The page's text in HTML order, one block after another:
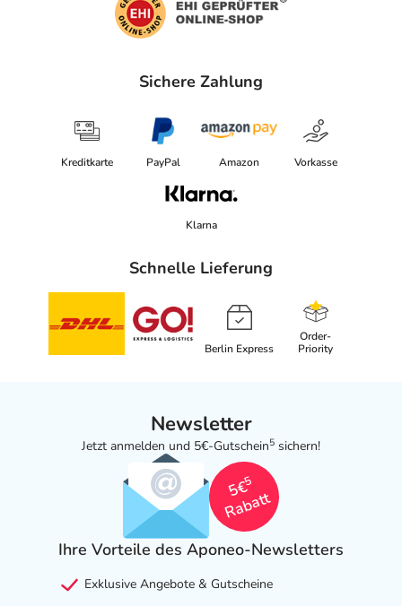
Sichere Zahlung
Kreditkarte PayPal Amazon Vorkasse
Klarna
Schnelle Lieferung
Berlin Express
Order-
Priority
Newsletter
Jetzt anmelden und 5€-Gutschein5 sichern!
5€
5
Rabatt
Ihre Vorteile des Aponeo-Newsletters
Exklusive Angebote & Gutscheine